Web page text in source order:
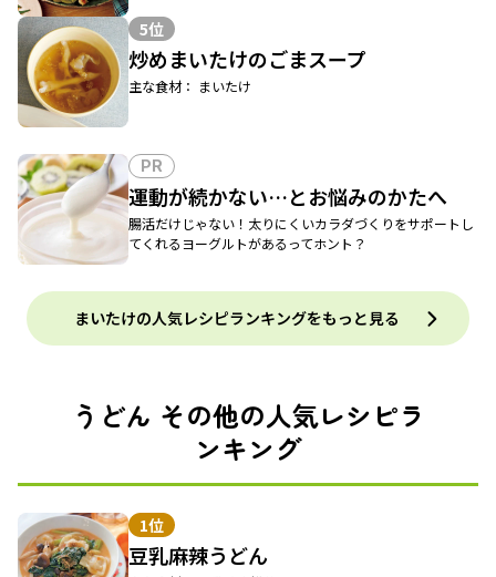
5位
炒めまいたけのごまスープ
主な食材： まいたけ
PR
運動が続かない…とお悩みのかたへ
腸活だけじゃない！太りにくいカラダづくりをサポートし
てくれるヨーグルトがあるってホント？
まいたけの人気レシピランキングをもっと見る
うどん その他の人気レシピラ
ンキング
1位
豆乳麻辣うどん